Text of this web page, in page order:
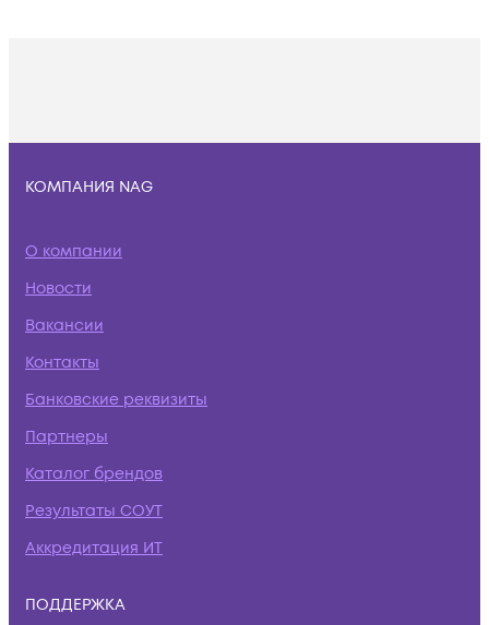
КОМПАНИЯ NAG
О компании
Новости
Вакансии
Контакты
Банковские реквизиты
Партнеры
Каталог брендов
Результаты СОУТ
Аккредитация ИТ
ПОДДЕРЖКА